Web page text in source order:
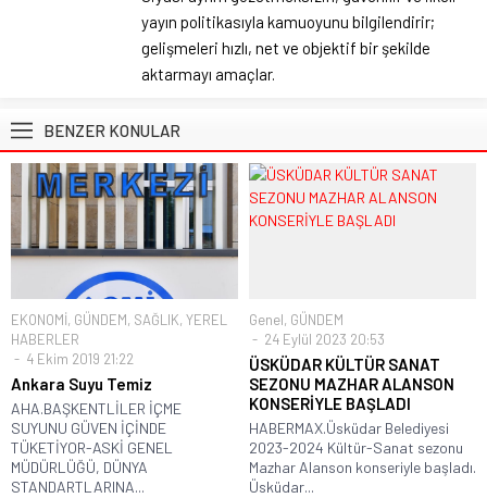
yayın politikasıyla kamuoyunu bilgilendirir;
gelişmeleri hızlı, net ve objektif bir şekilde
aktarmayı amaçlar.
BENZER KONULAR
EKONOMİ, GÜNDEM, SAĞLIK, YEREL
HABERLER
4 Ekim 2019 21:22
Ankara Suyu Temiz
AHA.BAŞKENTLİLER İÇME
SUYUNU GÜVEN İÇİNDE
TÜKETİYOR-ASKİ GENEL
MÜDÜRLÜĞÜ, DÜNYA
STANDARTLARINA...
Genel, GÜNDEM
24 Eylül 2023 20:53
ÜSKÜDAR KÜLTÜR SANAT
SEZONU MAZHAR ALANSON
KONSERİYLE BAŞLADI
HABERMAX.Üsküdar Belediyesi
2023-2024 Kültür-Sanat sezonu
Mazhar Alanson konseriyle başladı.
Üsküdar...